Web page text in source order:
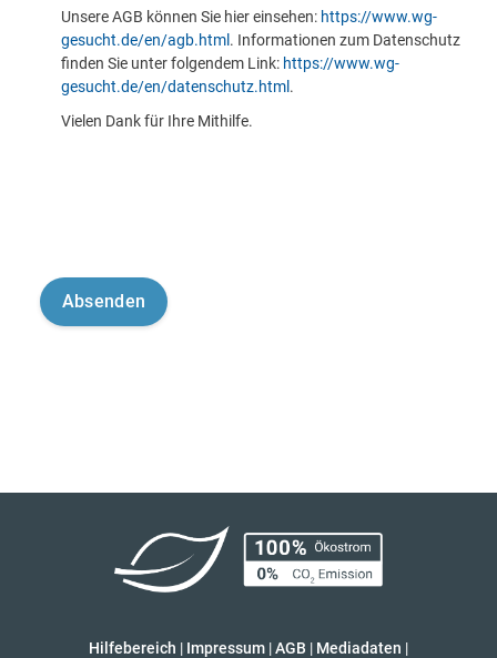
Unsere AGB können Sie hier einsehen: https://www.wg-
gesucht.de/en/agb.html . Informationen zum Datenschutz
finden Sie unter folgendem Link: https://www.wg-
gesucht.de/en/datenschutz.html .
Vielen Dank für Ihre Mithilfe.
Hilfebereich | Impressum |AGB | Mediadaten |